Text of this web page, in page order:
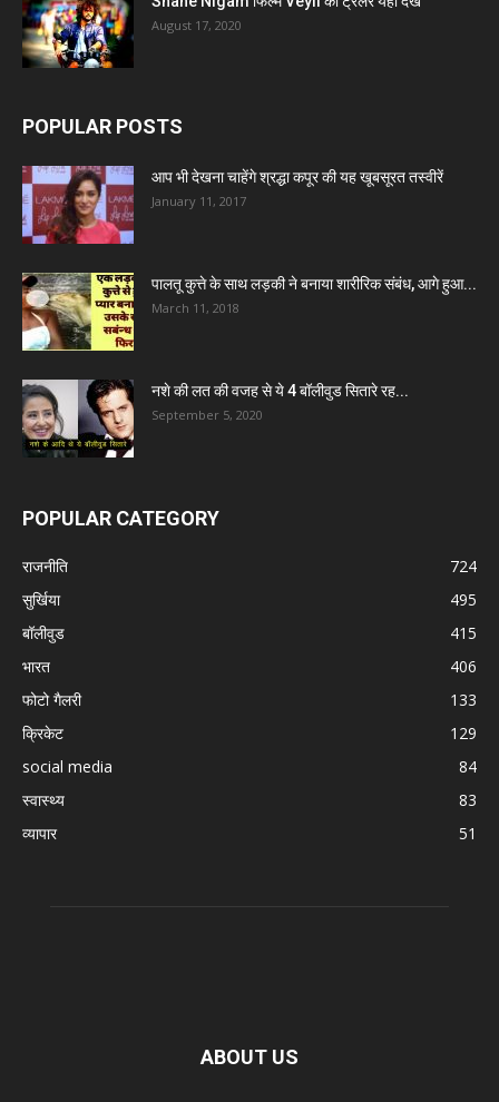
August 17, 2020
POPULAR POSTS
आप भी देखना चाहेंगे श्रद्धा कपूर की यह खूबसूरत तस्वीरें
January 11, 2017
पालतू कुत्ते के साथ लड़की ने बनाया शारीरिक संबंध, आगे हुआ...
March 11, 2018
नशे की लत की वजह से ये 4 बॉलीवुड सितारे रह...
September 5, 2020
POPULAR CATEGORY
राजनीति
724
सुर्खिया
495
बॉलीवुड
415
भारत
406
फोटो गैलरी
133
क्रिकेट
129
social media
84
स्वास्थ्य
83
व्यापार
51
ABOUT US